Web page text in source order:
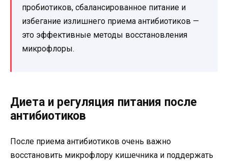
пробиотиков, сбалансированное питание и
избегание излишнего приема антибиотиков —
это эффективные методы восстановления
микрофлоры.
Диета и регуляция питания после
антибиотиков
После приема антибиотиков очень важно
восстановить микрофлору кишечника и поддержать